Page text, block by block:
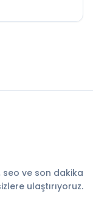
ve son dakika
ulaştırıyoruz.